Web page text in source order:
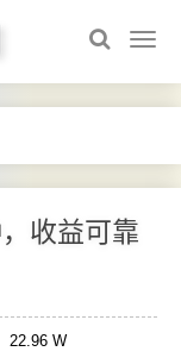
收益可靠
22.96 W